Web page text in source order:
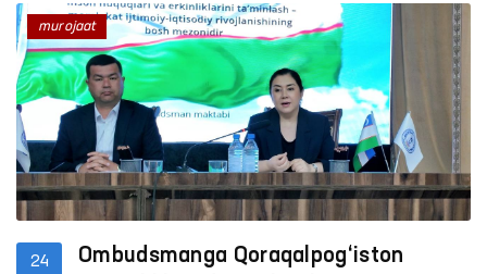
cheklangan shaxslar saqlanadigan yopiq
muassasalarga monitoring tashriflari amalga
oshirildi. Jarayonlarda ommaviy axborot vositalari
vakillari ham ishtirok etdi.
24
Ombudsmanga Qoraqalpog‘iston
murojaat